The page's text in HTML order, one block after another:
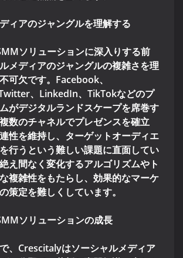
ィアのジャングルを理解する
ソリューションに深入りする前
メディアのジャングルの複雑さを理
可欠です。Facebook、
、LinkedIn、TikTokなどのプ
がデジタルランドスケープを席巻す
数のチャネルでプレゼンスを確立
性を維持し、ターゲットオーディエ
行うという難しい課題に直面してい
え間なく変化するアルゴリズムやト
複雑性をもたらし、効果的なマーケ
策定を難しくしています。
ソリューションの成長
、Crescitalyはソーシャルメディア